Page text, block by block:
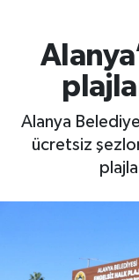
Alanya
ücretsiz